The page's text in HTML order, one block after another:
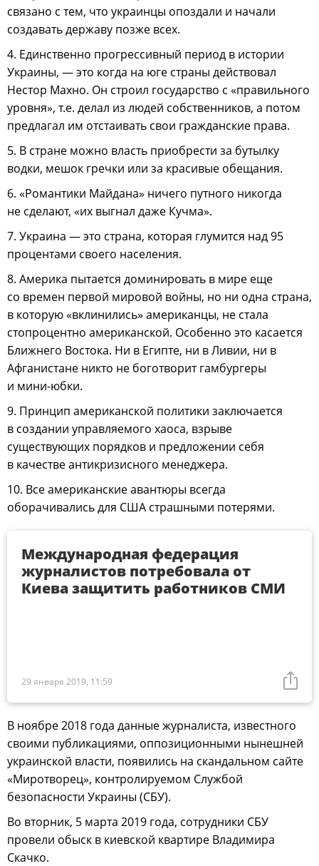
связано с тем, что украинцы опоздали и начали
создавать державу позже всех.
4. Единственно прогрессивный период в истории
Украины, — это когда на юге страны действовал
Нестор Махно. Он строил государство с «правильного
уровня», т.е. делал из людей собственников, а потом
предлагал им отстаивать свои гражданские права.
5. В стране можно власть приобрести за бутылку
водки, мешок гречки или за красивые обещания.
6. «Романтики Майдана» ничего путного никогда
не сделают, «их выгнал даже Кучма».
7. Украина — это страна, которая глумится над 95
процентами своего населения.
8. Америка пытается доминировать в мире еще
со времен первой мировой войны, но ни одна страна,
в которую «вклинились» американцы, не стала
стопроцентно американской. Особенно это касается
Ближнего Востока. Ни в Египте, ни в Ливии, ни в
Афганистане никто не боготворит гамбургеры
и мини-юбки.
9. Принцип американской политики заключается
в создании управляемого хаоса, взрыве
существующих порядков и предложении себя
в качестве антикризисного менеджера.
10. Все американские авантюры всегда
оборачивались для США страшными потерями.
29 января 2019, 11:59
Международная федерация
журналистов потребовала от
Киева защитить работников СМИ
В ноябре 2018 года данные журналиста, известного
своими публикациями, оппозиционными нынешней
украинской власти, появились на скандальном сайте
«Миротворец», контролируемом Службой
безопасности Украины (СБУ).
Во вторник, 5 марта 2019 года, сотрудники СБУ
провели обыск в киевской квартире Владимира
Скачко.